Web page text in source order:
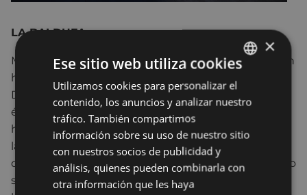
LA BALDUFA
Miguel quiere recuperar la memoria de su padre, un
hombre al que todo el mundo llamaba “Ogro”.
Durante muchísimos años no ha sabido nada sobre
él. Ahora en su madurez, recibe la visita de un
hombre que ha compartido celda con su padre en
la cárcel y lleva una carta para él. De esa manera,
descubre la historia no contada. Descubre a un ogro
solitario y oscuro, en cuyo corazón guarda aún un
BASQUE
SPANISH
×
Ese sitio web utiliza cookies
Utilizamos cookies para personalizar el
contenido, los anuncios y analizar nuestro
tráfico. También compartimos
información sobre su uso de nuestro sitio
con nuestros socios de publicidad y
análisis, quienes pueden combinarla con
otra información que les haya